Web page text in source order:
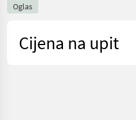
Oglas
Cijena na upit